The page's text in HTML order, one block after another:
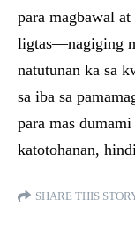
para magbawal
ligtas—nagiging
natutunan ka sa
sa iba sa
para mas
katotohanan,
SHARE THIS